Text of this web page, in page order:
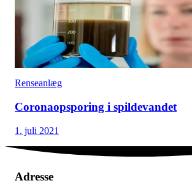
Renseanlæg
Coronaopsporing i spildevandet
1. juli 2021
Adresse